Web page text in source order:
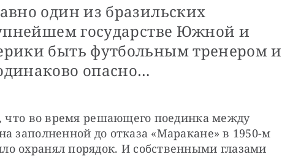
один из бразильских
государстве Южной и
быть футбольным тренером и
опасно…
что во время решающего поединка между
заполненной до отказа «Маракане» в 1950-м
охранял порядок. И собственными глазами